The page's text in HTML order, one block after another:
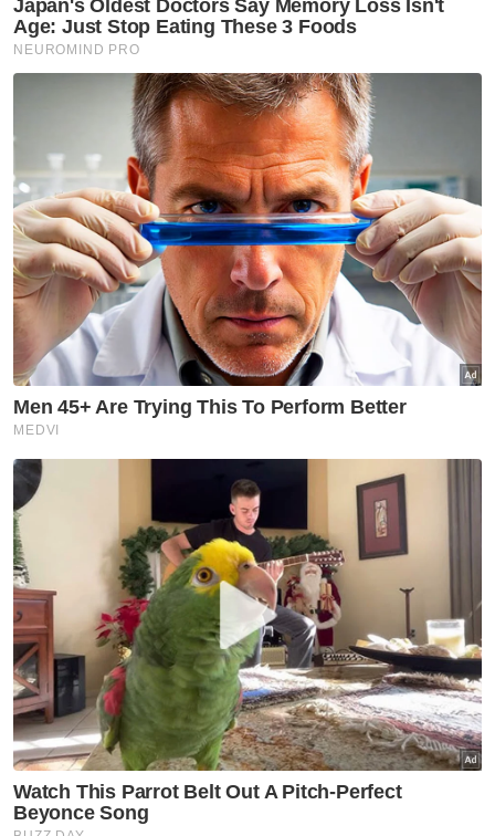
Muat turun aplikasi Sinar Harian.Klik di sini!
DAP
PAU 2025
Politik
Artikel Disyorkan
Politik
‘Kecewa dengan Nurul Izzah, ini
bukan jawatan main-main’ -
Rodziah
Politik
'Perkahwinan politik ada
tempoh' - Amirudin
Politik
Exco Negeri Sembilan:
Spekulasi terjawab, tiada wakil